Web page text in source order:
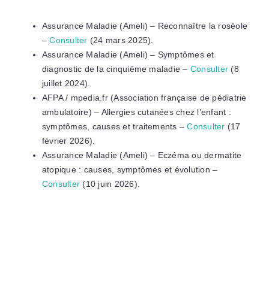
Assurance Maladie (Ameli) – Reconnaître la roséole
–Consulter (24 mars 2025).
Assurance Maladie (Ameli) – Symptômes et
diagnostic de la cinquième maladie – Consulter (8
juillet 2024).
AFPA / mpedia.fr (Association française de pédiatrie
ambulatoire) – Allergies cutanées chez l’enfant :
symptômes, causes et traitements –Consulter (17
février 2026).
Assurance Maladie (Ameli) – Eczéma ou dermatite
atopique : causes, symptômes et évolution –
Consulter (10 juin 2026).